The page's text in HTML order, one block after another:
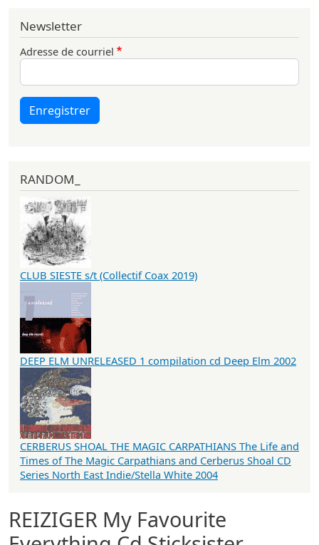
REIZIGER My Favourite
Newsletter
Adresse de courriel
Enregistrer
RANDOM_
CLUB SIESTE s/t (Collectif Coax 2019)
DEEP ELM UNRELEASED 1 compilation cd Deep Elm 2002
CERBERUS SHOAL THE MAGIC CARPATHIANS The Life and
Times of The Magic Carpathians and Cerberus Shoal CD
Series North East Indie/Stella White 2004